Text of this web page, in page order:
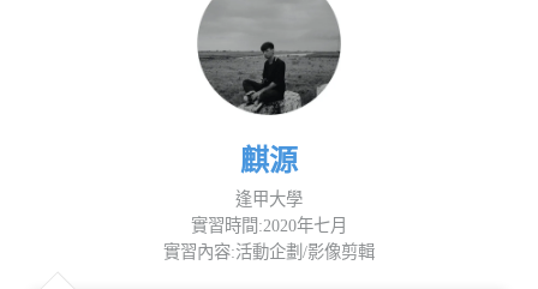
麒源
逢甲大學
實習時間:2020年七月
實習內容:活動企劃/影像剪輯